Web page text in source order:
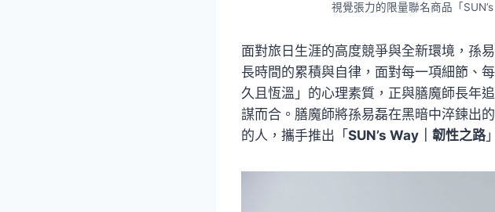
視覺張力的限量聯名商品「
面對旅日生涯的高度競爭與全新環境，孫
長時間的累積與自律，面對每一項細節、
久且恆溫」的心理素質，正與膳魔師長年
謀而合。膳魔師將孫易磊在黑暗中淬鍊出
的人，攜手推出「 SUN’s Way｜韌性之路